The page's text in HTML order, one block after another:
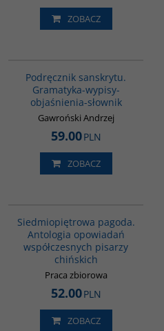
ZOBACZ
Podręcznik sanskrytu.
Gramatyka-wypisy-
objaśnienia-słownik
Gawroński Andrzej
59.00PLN
ZOBACZ
Siedmiopiętrowa pagoda.
Antologia opowiadań
współczesnych pisarzy
chińskich
Praca zbiorowa
52.00PLN
ZOBACZ